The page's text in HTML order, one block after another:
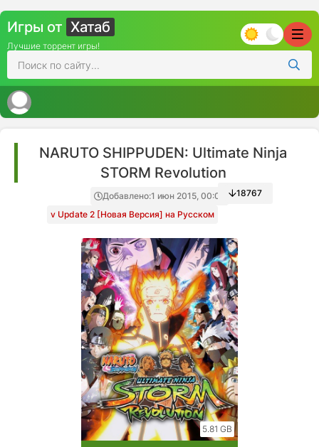
Игры от Хатаб
Лучшие торрент игры!
NARUTO SHIPPUDEN: Ultimate Ninja
STORM Revolution
Добавлено:1 июн 2015, 00:02
v Update 2 [Новая Версия] на Русском
18767
5.81 GB